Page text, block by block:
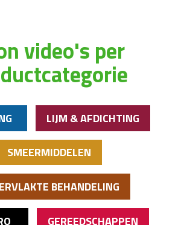
video's per
LIJM & AFDICHTING
SMEERMIDDELEN
BEHANDELING
GEREEDSCHAPPEN